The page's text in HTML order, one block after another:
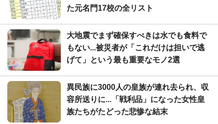
た元名門17校の全リスト
大地震でまず確保すべきは水でも食料で
もない...被災者が「これだけは担いで逃
げて」という最も重要なモノ2選
異民族に3000人の皇族が連れ去られ、収
容所送りに...「戦利品」になった女性皇
族たちがたどった悲惨な結末